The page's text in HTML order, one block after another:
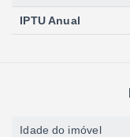
IPTU Anual
Idade do imóvel